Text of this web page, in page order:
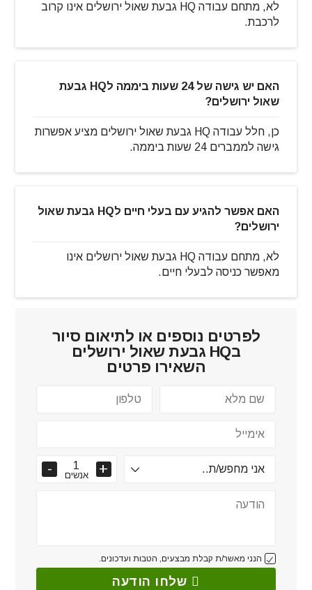
לא, מתחם עבודה HQ גבעת שאול ירושלים אינו קרוב
לרכבת.
האם יש גישה של 24 שעות ביממה לHQ גבעת
שאול ירושלים?
כן, חלל עבודה HQ גבעת שאול ירושלים מציע אפשרות
גישה לממברים 24 שעות ביממה.
האם אפשר להגיע עם בעלי חיים לHQ גבעת שאול
ירושלים?
לא, מתחם עבודה HQ גבעת שאול ירושלים אינו
מאפשר כניסה לבעלי חיים.
לפרטים נוספים או לתיאום סיור
בHQ גבעת שאול ירושלים
השאירו פרטים
אנשים
הנני מאשר/ת קבלת מבצעים, הטבות ועדכונים.
שלחו הודעה